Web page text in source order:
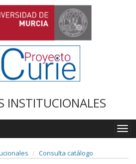
INSTITUCIONALES
Consulta catálogo